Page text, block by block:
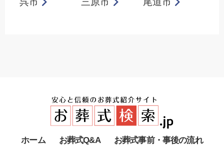
ホーム お葬式Q&A お葬式事前・事後の流れ